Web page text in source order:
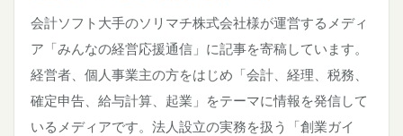
会計ソフト大手のソリマチ株式会社様が運営するメディ
ア「みんなの経営応援通信」に記事を寄稿しています。
経営者、個人事業主の方をはじめ「会計、経理、税務、
確定申告、給与計算、起業」をテーマに情報を発信して
いるメディアです。法人設立の実務を扱う「創業ガイ